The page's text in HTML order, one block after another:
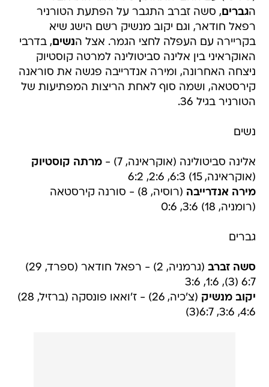
הגברים, סשה זברב התגבר על הפתעת הטורניר
רפאל חודאר, וגם יקוב מנשיק רשם הישג שיא
בקריירה עם העפלה לחצי הגמר. אצל הנשים, בדרבי
האוקראיני בין אלינה סביטולינה למרטה קוסטיוק
ניצחה האחרונה, ומירה אנדרייבה פגשה את סוראנה
קירסטאה, ושמה סוף לאחת הריצות המפתיעות של
הטורניר בגיל 36.
נשים
אלינה סביטולינה (אוקראינה, 7) -
מרתה קוסטיוק
(אוקראינה, 15) 6:3, 2:6, 6:2
מירה אנדרייבה
(רוסיה, 8) - סורנה קירסטאה
(רומניה, 18) 3:6, 0:6
גברים
סשה זברב
(גרמניה, 2) - רפאל חודאר (ספרד, 29)
6:7 (3), 1:6, 3:6
יקוב מנשיק
(צ'כיה, 26) - ז'ואאו פונסקה (ברזיל, 28)
4:6, 3:6, 6:7(3)